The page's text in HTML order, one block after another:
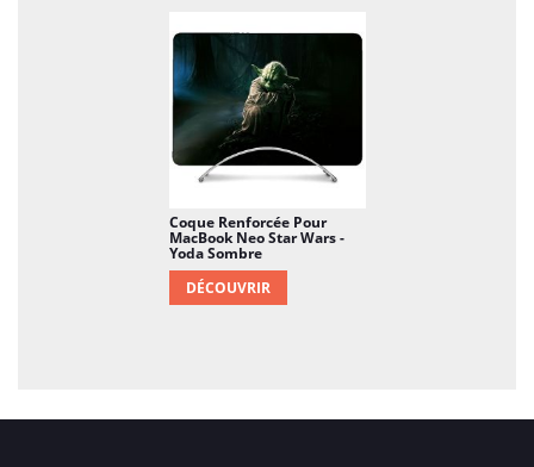
Coque Renforcée Pour
MacBook Neo Star Wars -
Yoda Sombre
DÉCOUVRIR